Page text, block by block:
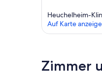
Heuchelheim-
Auf Karte
Zimmer